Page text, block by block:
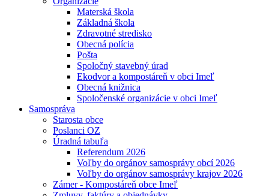
Materská škola
Základná škola
Zdravotné stredisko
Obecná polícia
Pošta
Spoločný stavebný úrad
Ekodvor a kompostáreň v obci Imeľ
Obecná knižnica
Spoločenské organizácie v obci Imeľ
Samospráva
Starosta obce
Poslanci OZ
Úradná tabuľa
Referendum 2026
Voľby do orgánov samosprávy obcí 2026
Voľby do orgánov samosprávy krajov 2026
Zámer - Kompostáreň obce Imeľ